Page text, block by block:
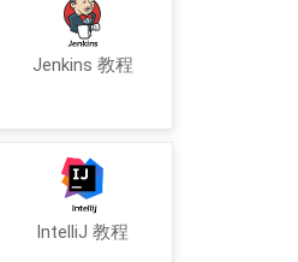
Jenkins 教程
IntelliJ 教程